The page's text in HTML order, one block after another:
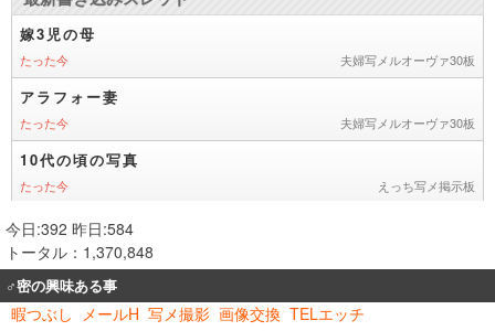
今日:392 昨日:584
トータル：1,370,848
♂密の興味ある事
暇つぶし メールH 写メ撮影 画像交換 TELエッチ